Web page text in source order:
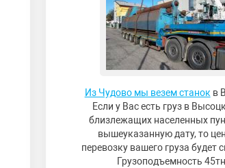
Из Чудово мы везем станок в
Если у Вас есть груз в
близлежащих населенных
вышеуказанную дату, то
перевозку вашего груза будет
Грузоподъемность 45тн